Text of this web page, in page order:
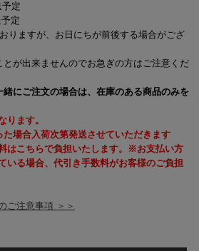
定
定
りますが、お日にちが前後する場合がござ
が出来ませんのでお急ぎの方はご注意くだ
にご注文の場合は、在庫のある商品のみを
ります。
場合入荷次第発送させていただきます
はこちらで負担いたします。※お支払い方
いる場合、代引き手数料がお客様のご負担
ご注意事項 ＞＞